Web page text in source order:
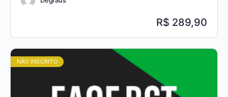
289,90
NÃO INSCRITO